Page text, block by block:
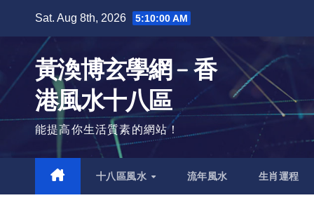
content
Sat. Aug 8th, 2026 5:10:01 AM
黃渙博玄學網﹣香
港風水十八區
能提高你生活質素的網站！
十八區風水 流年風水 生肖運程